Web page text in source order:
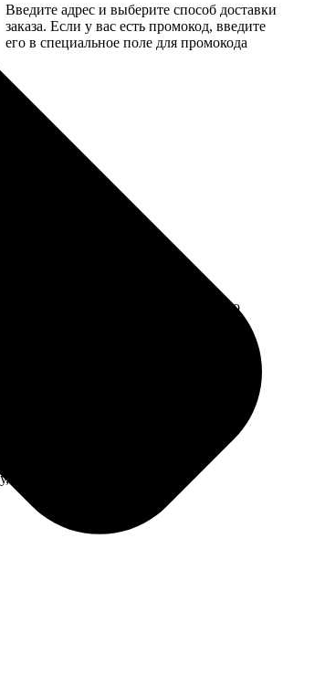
Введите адрес и выберите способ доставки
заказа. Если у вас есть промокод, введите
его в специальное поле для промокода
Никто не жаловался, что пришло
стабильно.